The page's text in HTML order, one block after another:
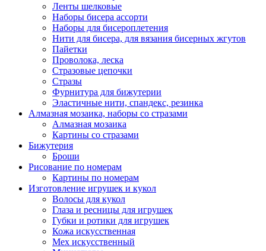
Ленты шелковые
Наборы бисера ассорти
Наборы для бисероплетения
Нити для бисера, для вязания бисерных жгутов
Пайетки
Проволока, леска
Стразовые цепочки
Стразы
Фурнитура для бижутерии
Эластичные нити, спандекс, резинка
Алмазная мозаика, наборы со стразами
Алмазная мозаика
Картины co стразами
Бижутерия
Броши
Рисование по номерам
Картины по номерам
Изготовление игрушек и кукол
Волосы для кукол
Глаза и ресницы для игрушек
Губки и ротики для игрушек
Кожа искусственная
Мех искусственный